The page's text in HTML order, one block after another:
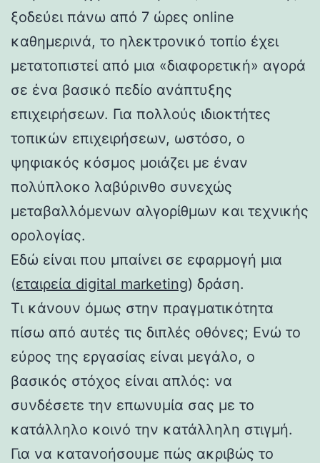
ξοδεύει πάνω από 7 ώρες online
καθημερινά, το ηλεκτρονικό τοπίο έχει
μετατοπιστεί από μια «διαφορετική» αγορά
σε ένα βασικό πεδίο ανάπτυξης
επιχειρήσεων. Για πολλούς ιδιοκτήτες
τοπικών επιχειρήσεων, ωστόσο, ο
ψηφιακός κόσμος μοιάζει με έναν
πολύπλοκο λαβύρινθο συνεχώς
μεταβαλλόμενων αλγορίθμων και τεχνικής
ορολογίας.
Εδώ είναι που μπαίνει σε εφαρμογή μια
(εταιρεία digital marketing) δράση.
Τι κάνουν όμως στην πραγματικότητα
πίσω από αυτές τις διπλές οθόνες; Ενώ το
εύρος της εργασίας είναι μεγάλο, ο
βασικός στόχος είναι απλός: να
συνδέσετε την επωνυμία σας με το
κατάλληλο κοινό την κατάλληλη στιγμή.
Για να κατανοήσουμε πώς ακριβώς το